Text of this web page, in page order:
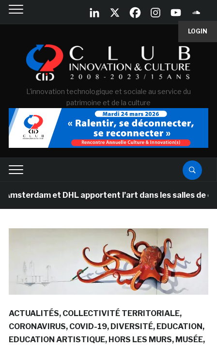
LOGIN
L'innovation technologique et sociale au service du
patrimoine et de la culture
et DHL apportent l’art dans les salles de classe
ACTUALITÉS COLLECTIVITÉ TERRITORIALE
CORONAVIRUS COVID-19 DIVERSITÉ EDUCATION
EDUCATION ARTISTIQUE HORS LES MURS MUSÉE